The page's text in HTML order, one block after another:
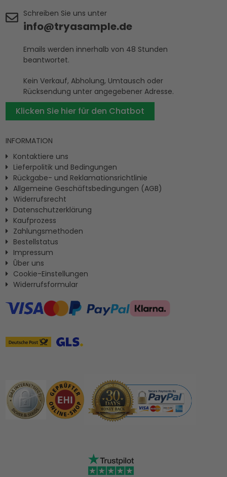
Schreiben Sie uns unter
info@tryasample.de
Emails werden innerhalb von 48 Stunden
beantwortet.
Kein Verkauf, Abholung, Umtausch oder
Rücksendung unter angegebener Adresse.
Klicken Sie hier für den Chatbot
INFORMATION
Kontaktiere uns
Lieferpolitik und Bedingungen
Rückgabe- und Reklamationsrichtlinie
Allgemeine Geschäftsbedingungen (AGB)
Widerrufsrecht
Datenschutzerklärung
Kaufprozess
Zahlungsmethoden
Bestellstatus
Impressum
Ûber uns
Cookie-Einstellungen
Widerrufsformular